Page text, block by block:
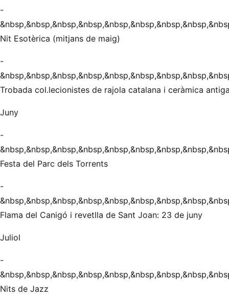
-
Nit Esotèrica (mitjans de maig)
-
Trobada col.lecionistes de rajola catalana i ceràmica
Juny
-
Festa del Parc dels Torrents
-
Flama del Canigó i revetlla de Sant Joan: 23 de juny
Juliol
-
Nits de Jazz